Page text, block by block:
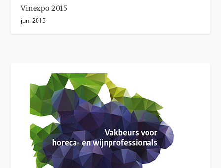
Vinexpo 2015
juni 2015